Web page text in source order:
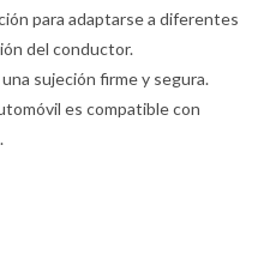
para adaptarse a diferentes
del conductor.
sujeción firme y segura.
es compatible con